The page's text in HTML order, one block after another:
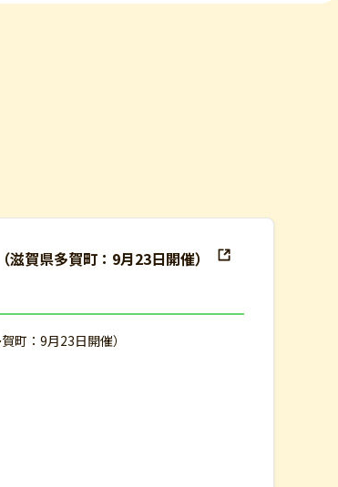
賀県多賀町：9月23日開催）
町：9月23日開催）